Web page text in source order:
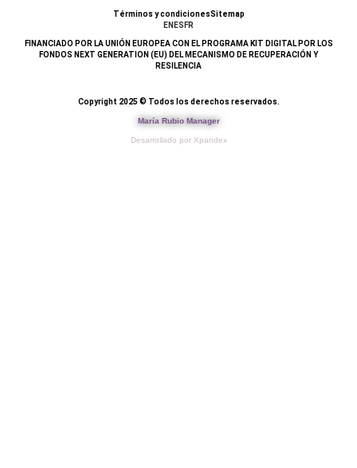
Términos y condicionesSitemap
EN ES FR
FINANCIADO POR LA UNIÓN EUROPEA CON EL PROGRAMA KIT DIGITAL POR LOS
FONDOS NEXT GENERATION (EU) DEL MECANISMO DE RECUPERACIÓN Y
RESILENCIA
Copyright 2025 © Todos los derechos reservados.
María Rubio Manager
Desarrollado por Xpandex